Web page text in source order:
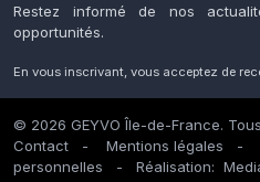
Restez informé de nos
opportunités.
En vous inscrivant, vous acceptez de
© 2026 GEYVO Île-de-France.
Contact - Mentions légales -
personnelles - Réalisation: